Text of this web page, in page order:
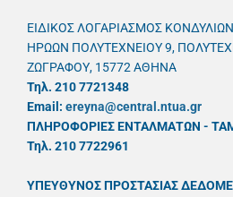
ΕΙΔΙΚΟΣ ΛΟΓΑΡΙΑΣΜΟΣ
ΗΡΩΩΝ ΠΟΛΥΤΕΧΝΕΙΟΥ 9,
ΖΩΓΡΑΦΟΥ, 15772 ΑΘΗΝΑ
Τηλ. 210 7721348
Email: ereyna@central.ntua.gr
ΠΛΗΡΟΦΟΡΙΕΣ ΕΝΤΑΛΜΑΤΩΝ -
Τηλ. 210 7722961
ΥΠΕΥΘYΝΟΣ ΠΡΟΣΤΑΣΙΑΣ